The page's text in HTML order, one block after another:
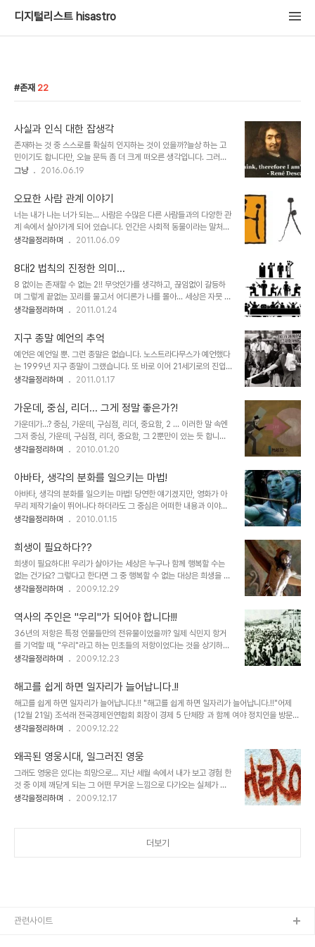
디지털리스트 hisastro
존재 22
사실과 인식 대한 잡생각
존재하는 것 중 스스로를 확실히 인지하는 것이 있을까?늘상 하는 고
민이기도 합니다만, 오늘 문득 좀 더 크게 떠오른 생각입니다. 그러면
서 그 생각의 궁금증은 우주로까지 확장되었습니다. 우주는 알고 있을
재한다'는 말로 인해 그럴듯한 최면에 걸리고 말았다고 생각합니다. 생
각이 어디에서 어디로 가는지 깊은 생각은 하지도 않은 채 단지 생각한
다는 그 사실 하나만으로 존재를 논하고 결론 짓는 오류를 범하고 있으
니까요. 그것도 지금껏 주욱~ 이미지 출처: www.quote-
coyote.com 이유는 주어진 조건에 있다고 봅니다.우주 만물이 모두
들에게 어떤 답이 될 수 있는가는 참..
그냥 2016.06.19
오묘한 사람 관계 이야기
너는 내가 나는 너가 되는... 사람은 수많은 다른 사람들과의 다양한 관
계 속에서 살아가게 되어 있습니다. 인간은 사회적 동물이라는 말처럼
어쩌면 인간은 실제 혼자서는 살아갈 수 없는 존재인지도 모릅니다. 어
론 그러한 상황이라도 어디까지가 혼자냐라고 하는 문제에 대해서는
간단히 설정할 수는 없을 겁니다. 그냥 단지 사람들과의 관계가 단절된
것만을 전제로 한 것을 의미하는 경우에는 가능할 수도 있겠다고 생각
이 들면서도 직접 경험해 보질 못한 것이기에...- ▲ H를 형상화 한 이
미지는 Human Relations Associates의 로고이며, 사람人자는
연결되고 통한다는..
생각을정리하며 2011.06.09
8대2 법칙의 진정한 의미...
8 없이는 존재할 수 없는 2!! 무엇인가를 생각하고, 끊임없이 갈등하
며 그렇게 끝없는 꼬리를 물고서 어디론가 나를 몰아... 세상은 자뭇 바
쁘게 보이고, 무엇인가 대단히 중요한 것 같아 보이지만 어찌보면 지금
놓고만 있어 보입니다. 권력과 부라고 하는 두가지 자본주의가 지닌 상
징의 상호적 상관관계는 과거, 권력으로부터 부를 만드는 토대인줄 알
았고, 또 역시 실제로 그러했지만, 현재를 살아가는 우리들에게 더이상
그 권력은 부를 앞선 힘은 못되는 것 같습니다. 결국 권력과 부의 자리
는 바뀌었다고 보아야 할 듯 합니다. 부에 의해 만들어진 권력이 발휘
니다. 조정래 선생님의 소설..
생각을정리하며 2011.01.24
지구 종말 예언의 추억
예언은 예언일 뿐. 그런 종말은 없습니다. 노스트라다무스가 예언했다
는 1999년 지구 종말이 그랬습니다. 또 바로 이어 21세기로의 진입
에 따른 컴퓨터 버그에서 파생될 여러 문제들을 묶어 당장이라도 어찌
지금에서 그때 일들을 돌아보면 우습기도 하고 기분 묘하게 착잡해지
기도 합니다. 물론 사회적으로 표면화되어 일어났던 일들뿐만 아니라
소소하게 웃지 못할 촌극으로 종결된 사이비 종교들의 사건들도 우리
가 모르는 사이에 적잖이 있었을 겁니다. 끝없이 이어지는 종말 예언
1992년, 다미신인가 다미선인가라고 하는 일부 기독교 종파 -기독교
1992년 10월 28일에 예수의 공중..
생각을정리하며 2011.01.17
가운데, 중심, 리더... 그게 정말 좋은가?!
가운데가...? 중심, 가운데, 구심점, 리더, 중요함, 2 ... 이러한 말 속엔
그저 중심, 가운데, 구심점, 리더, 중요함, 그 2뿐만이 있는 듯 합니다.
그것이 어떻게 존재하는지는 알 필요도 없고, 지금은 필요성을 느낄 능
들여 지고 있는지 모릅니다. 물론, 그것들 -중심,가운데, 구심점, 리더,
중요함, 2- 의 중요성을 부인코자 함은 아닙니다. 아니, 이미 그 이상
부각되어 더이상 추켜세울 수 없으리 만큼 올라가 있으므로... 꼭 그렇
게 할 필요는 없을 듯 하나... 다만, 핵심은 가운데 또는 중심, 리더가
아니라역할이라는 것을 말하고 싶은 겁니다. 과연 그 중심은 스스로 중
생각을정리하며 2010.01.20
아바타, 생각의 분화를 일으키는 마법!
아바타, 생각의 분화를 일으키는 마법! 당연한 얘기겠지만, 영화가 아
무리 제작기술이 뛰어나다 하더라도 그 중심은 어떠한 내용과 이야기
를 담고 있느냐가 무엇보다도 중요한 요소일 겁니다. 몇해 전 수백억의
며, 나라가 온통 시끄러웠던 심형래 감독의 영화 "디워"의 기억은 좋은
예가 되리라 생각합니다. 물론 이상한 논리들로 찬반이 엇갈리며 지저
분하게 얼룩졌던 그때의 기억이 좋지는 않지만... 이야기 또는 내용과
전달하고자 하는 메시지 등은 영화의 기본 골격이라고 할 수 있습니다.
때문에 아무리 영화가 멋진 기술과 영상으로 채워져 있다고 하더라도
되어 관객으로부터 혹평을 받게 되고..
생각을정리하며 2010.01.15
희생이 필요하다??
희생이 필요하다!! 우리가 살아가는 세상은 누구나 함께 행복할 수는
없는 건가요? 그렇다고 한다면 그 중 행복할 수 없는 대상은 희생을 당
해야만 하는 것일까요? 그래요... 만일 그 행복할 수 있는 최적의 수가
▲ 세상을 구하고자 십자가를 맨 예수... 그러나... 누군가 그 희생을 말
하면서 진정으로 그 스스로의 실천적 희생을 통해 다수의 행복을 바라
겠다고 한다면 진정으로 나는 그를 숭배할 겁니다. 그런데... 그 희생에
있어 스스로는 제외하고 타인만의 희생을 종용하고 강요하는 것이라
고 한다면, 그것을 희생이라고 할 수 있을지 의문입니다. 강요되는 희
이 땅의 9..
생각을정리하며 2009.12.29
역사의 주인은 "우리"가 되어야 합니다!!!
36년의 저항은 특정 인물들만의 전유물이었을까? 일제 식민지 항거
를 기억할 때, "우리"라고 하는 민초들의 저항이었다는 것을 상기하기
란 쉽지가 않습니다. ▲ 1919년 3월 1일을 기하여 일어난 거족적인
국민족문화대백과 / 네이트(일부 편집 수정) 문득 그 이유가 무엇이었
을까를 생각해 보았는데, 그것은 그 저항에 대한 역사적 기술에 있어
위정자들의 숨은 의도가 있었기 때문이 아닐까라는 답이 도출되었습
니다. 우리는 프랑스 혁명을 기억하는데 있어 특정한 누구를 떠올리지
않습니다. -물론 그들이 추앙하는 인물은 있을 지언정- 하지만 정작
인물들만이 있을 뿐입니다. 왜일..
생각을정리하며 2009.12.23
해고를 쉽게 하면 일자리가 늘어납니다.!!
해고를 쉽게 하면 일자리가 늘어납니다.!! "해고를 쉽게 하면 일자리가 늘어납니다.!!"어제
(12월 21일) 조석래 전국경제인연합회 회장이 경제 5 단체장 과 함께 여야 정치인을 방문하
여 말했다는 발언 내용입니다. 정말로 그럴까요? 과연 해고를 쉽게 하면 일자리가 늘어날까
살아가는 대부분의 우리들은 스스로의 자화상에 대해 생각할 부분이 없지 않은 건 아닙니
다.-이 부분은 아래에서 잠시 언급하도록 하겠습니다.- 그러나 우리의 현실을 뒤돌아 볼 때
정말 이 말이 진정성이 담긴 말인지는 곱씹어 보게 됩니다. ▲ 우리나라의 재벌에 관한 서적
언젠가 숨겨진 우리의 근대사에 대한 책을 본 적이 있습니다.일제의 침략이 끝난..
생각을정리하며 2009.12.22
왜곡된 영웅시대, 일그러진 영웅
그래도 영웅은 있다는 희망으로... 지난 세월 속에서 내가 보고 경험 한
것 중 이제 깨닫게 되는 그 어떤 무거운 느낌으로 다가오는 실체가 있
습니다. 그것은 특정한 누군가의 자취로 인하여 세상을 구한다는 등의
어렵지 않게 전파하였고 지금도 그러한 듯 보입니다. 누군가의 말처럼
생각을정리하며 2009.12.17
더보기
관련사이트